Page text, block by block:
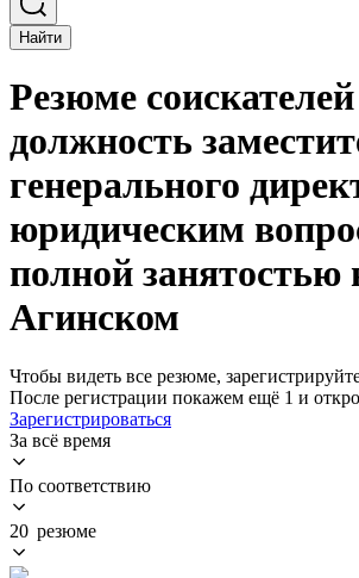
Найти
Резюме
должность
генерального
юридическим
полной занятостью
Агинском
Чтобы видеть все резюме,
После регистрации покажем ещё 1 и
Зарегистрироваться
За всё время
По соответствию
20 резюме